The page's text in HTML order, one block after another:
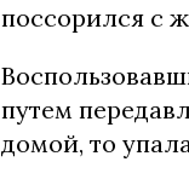
поссорился с
путем
домой, то